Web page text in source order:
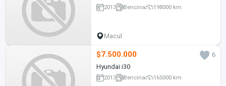
2013 Bencina 198000 km
Macul
$7.500.000
6
Hyundai i30
2013 Bencina 165000 km